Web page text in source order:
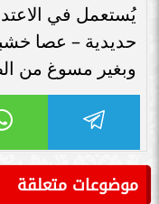
يُستعمل في
حديدية – عصا
وبغير مسوغ ‏‏من
موضوعات متعلقة